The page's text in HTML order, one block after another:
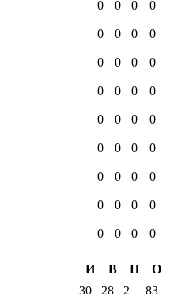
0 0 0 0
0 0 0 0
0 0 0 0
0 0 0 0
0 0 0 0
0 0 0 0
0 0 0 0
0 0 0 0
0 0 0
0
И В П
О
30 28 2 83